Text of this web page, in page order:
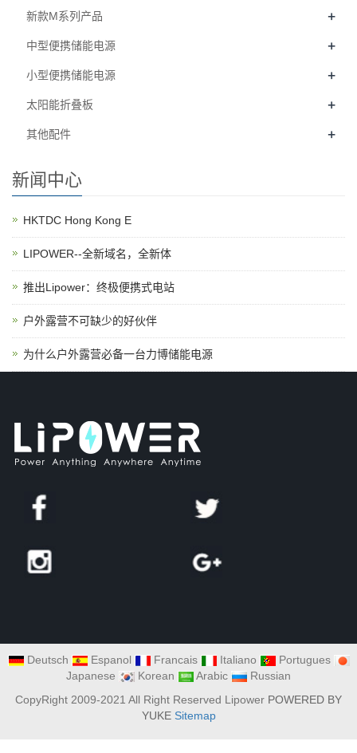
新款M系列产品 +
中型便携储能电源 +
小型便携储能电源 +
太阳能折叠板 +
其他配件 +
新闻中心
HKTDC Hong Kong E
LIPOWER--全新域名，全新体
推出Lipower：终极便携式电站
户外露营不可缺少的好伙伴
为什么户外露营必备一台力博储能电源
Deutsch Espanol Francais Italiano
Portugues
Japanese
Korean Arabic
Russian
CopyRight 2009-2021 All Right Reserved Lipower POWERED BY
YUKE Sitemap